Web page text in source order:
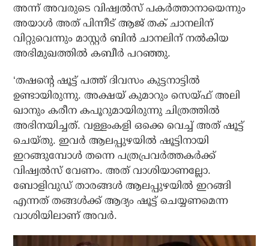
അന്ന് അവരുടെ വിഷ്വല്‍സ് പകര്‍ത്താനായെന്നും
അയാള്‍ അത് പിന്നീട് ആജ് തക് ചാനലിന്
വിറ്റുവെന്നും മാസ്റ്റര്‍ ബിന്‍ ചാനലിന് നല്‍കിയ
അഭിമുഖത്തില്‍ കബീര്‍ പറഞ്ഞു.
‘തഷന്റെ ഷൂട്ട് പത്ത് ദിവസം കുട്ടനാട്ടില്‍
ഉണ്ടായിരുന്നു. അക്ഷയ് കുമാറും സെയ്ഫ് അലി
ഖാനും കരീന കപൂറുമായിരുന്നു ചിത്രത്തില്‍
അഭിനയിച്ചത്. വള്ളംകളി ഒക്കെ വെച്ച് അത് ഷൂട്ട്
ചെയ്തു. ഇവര്‍ ആലപ്പുഴയില്‍ ഷൂട്ടിനായി
ഇറങ്ങുമ്പോള്‍ തന്നെ പത്രപ്രവര്‍ത്തകര്‍ക്ക്
വിഷ്വല്‍സ് വേണം. അത് വാശിയാണല്ലോ.
ബോളിവുഡ് താരങ്ങള്‍ ആലപ്പുഴയില്‍ ഇറങ്ങി
എന്നത് തങ്ങള്‍ക്ക് ആദ്യം ഷൂട്ട് ചെയ്യണമെന്ന
വാശിയിലാണ് അവര്‍.